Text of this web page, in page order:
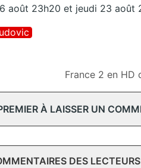
août 23h20 et jeudi 23 août
France 2 en HD
À LAISSER UN
DES